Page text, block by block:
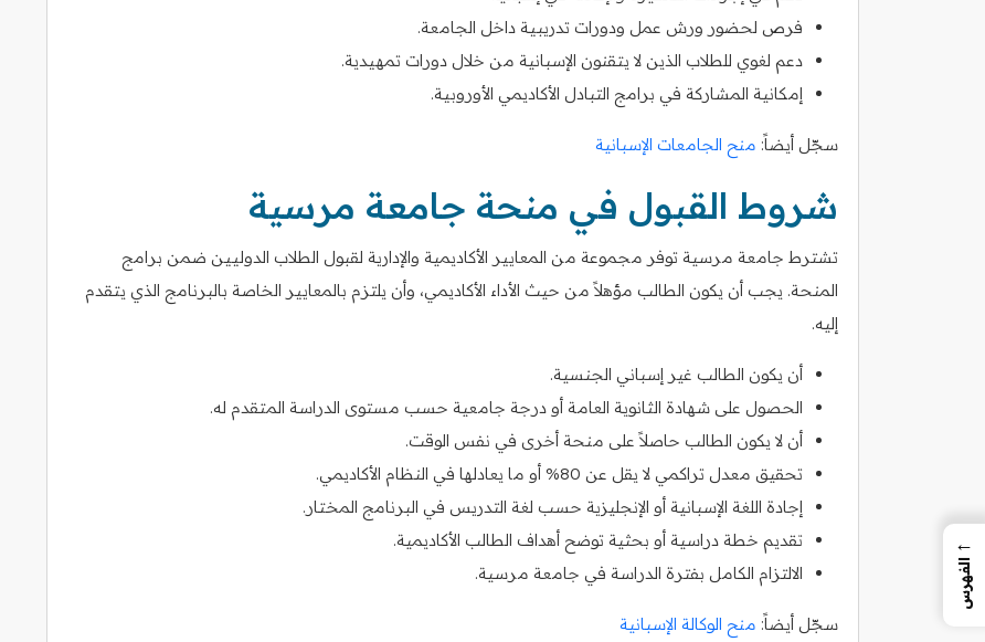
فرص لحضور ورش عمل ودورات تدريبية داخل الجامعة.
دعم لغوي للطلاب الذين لا يتقنون الإسبانية من خلال دورات تمهيدية.
إمكانية المشاركة في برامج التبادل الأكاديمي الأوروبية.
سجّل أيضاً: منح الجامعات الإسبانية
شروط القبول في منحة جامعة مرسية
تشترط جامعة مرسية توفر مجموعة من المعايير الأكاديمية والإدارية لقبول الطلاب الدوليين ضمن برامج
المنحة. يجب أن يكون الطالب مؤهلاً من حيث الأداء الأكاديمي، وأن يلتزم بالمعايير الخاصة بالبرنامج الذي يتقدم
إليه.
أن يكون الطالب غير إسباني الجنسية.
الحصول على شهادة الثانوية العامة أو درجة جامعية حسب مستوى الدراسة المتقدم له.
أن لا يكون الطالب حاصلاً على منحة أخرى في نفس الوقت.
تحقيق معدل تراكمي لا يقل عن 80% أو ما يعادلها في النظام الأكاديمي.
إجادة اللغة الإسبانية أو الإنجليزية حسب لغة التدريس في البرنامج المختار.
تقديم خطة دراسية أو بحثية توضح أهداف الطالب الأكاديمية.
الالتزام الكامل بفترة الدراسة في جامعة مرسية.
سجّل أيضاً: منح الوكالة الإسبانية
←
الفهرس